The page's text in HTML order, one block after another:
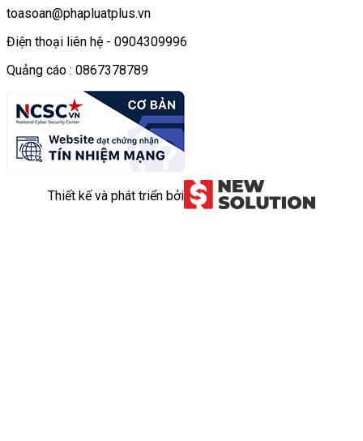
toasoan@phapluatplus.vn
Điện thoại liên hệ - 0904309996
Quảng cáo : 0867378789
Thiết kế và phát triển bởi